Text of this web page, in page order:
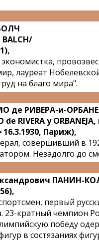
лауреат
на благо мира".
де РИВЕРА-и-
RIVERA y
16.3.1930, Париж),
совершивший в
Незадолго до
ПАНИН-
первый
23-кратный чемпион
победу
в состязаниях